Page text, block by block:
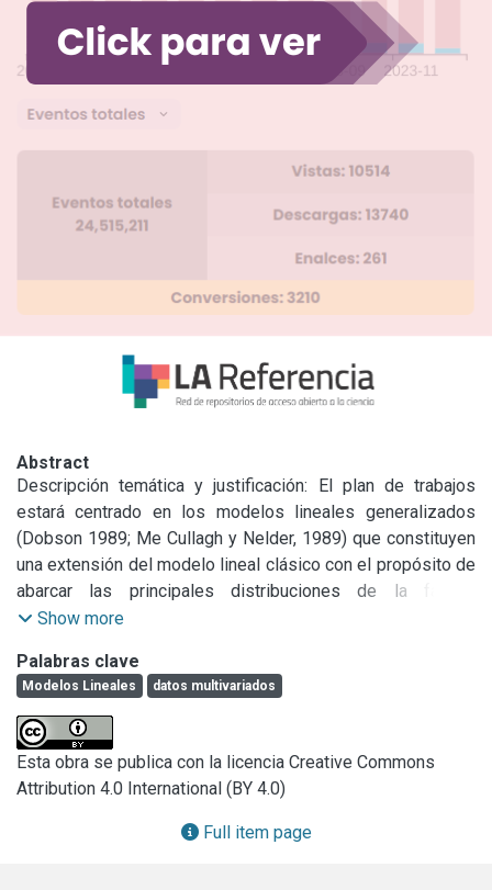
Abstract
Descripción temática y justificación: El plan de trabajos
estará centrado en los modelos lineales generalizados
(Dobson 1989; Me Cullagh y Nelder, 1989) que constituyen
una extensión del modelo lineal clásico con el propósito de
abarcar las principales distribuciones de la familia
exponencial a las que pertenecen, además de la
multinomial y la de Poisson.
Este tipo de modelos incluyen, entre otros, los log-lineales
para el análisis de datos en forma de conteos, los
denominados logit y probit para datos en forma de
proporciones y también quedan cubiertos los de
supervivencia.
Un aspecto importante de la generalización es la presencia
Show more
Palabras clave
Modelos Lineales datos multivariados
Esta obra se publica con la licencia Creative Commons
Attribution 4.0 International (BY 4.0)
Full item page